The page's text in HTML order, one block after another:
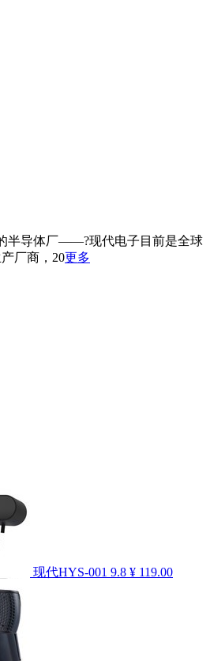
半导体厂——?现代电子目前是全球
厂商，20更多
现代HYS-001 9.8 ¥ 119.00